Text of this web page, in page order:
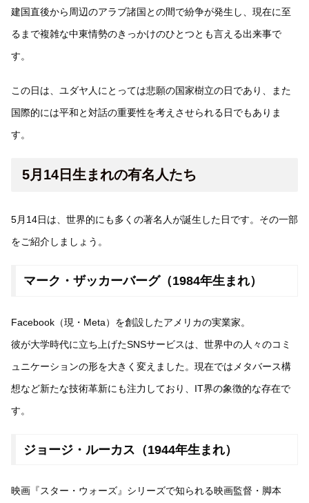
建国直後から周辺のアラブ諸国との間で紛争が発生し、現在に至
るまで複雑な中東情勢のきっかけのひとつとも言える出来事で
す。
この日は、ユダヤ人にとっては悲願の国家樹立の日であり、また
国際的には平和と対話の重要性を考えさせられる日でもありま
す。
5月14日生まれの有名人たち
5月14日は、世界的にも多くの著名人が誕生した日です。その一部
をご紹介しましょう。
マーク・ザッカーバーグ（1984年生まれ）
Facebook（現・Meta）を創設したアメリカの実業家。
彼が大学時代に立ち上げたSNSサービスは、世界中の人々のコミ
ュニケーションの形を大きく変えました。現在ではメタバース構
想など新たな技術革新にも注力しており、IT界の象徴的な存在で
す。
ジョージ・ルーカス（1944年生まれ）
映画『スター・ウォーズ』シリーズで知られる映画監督・脚本